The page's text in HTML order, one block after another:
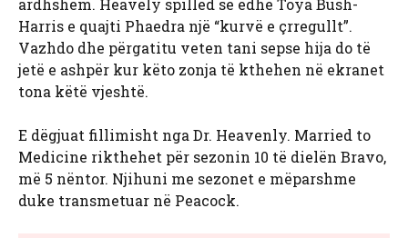
ardhshëm. Heavely spilled se edhe Toya Bush-
Harris e quajti Phaedra një “kurvë e çrregullt”.
Vazhdo dhe përgatitu veten tani sepse hija do të
jetë e ashpër kur këto zonja të kthehen në ekranet
tona këtë vjeshtë.
E dëgjuat fillimisht nga Dr. Heavenly. Married to
Medicine rikthehet për sezonin 10 të dielën Bravo,
më 5 nëntor. Njihuni me sezonet e mëparshme
duke transmetuar në Peacock.